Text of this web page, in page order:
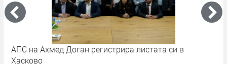
АПС на Ахмед Доган регистрира листата си в
Хасково